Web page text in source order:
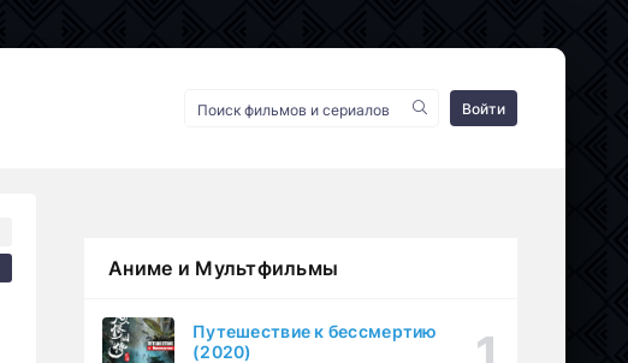
Войти
Аниме и Мультфильмы
Путешествие к бессмертию
(2020)